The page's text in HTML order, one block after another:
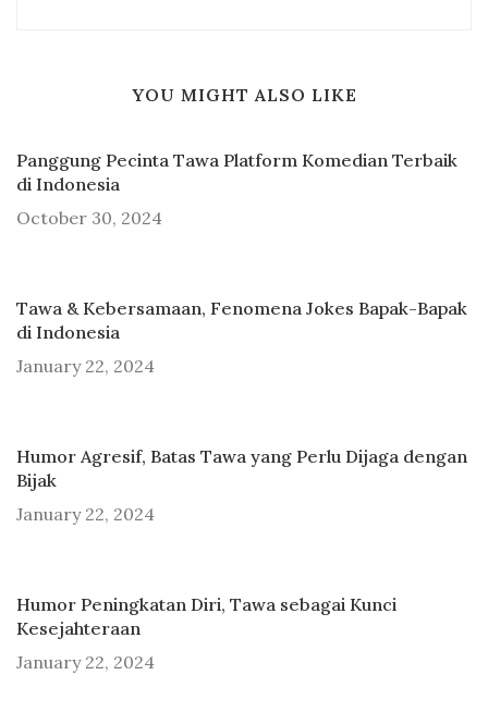
YOU MIGHT ALSO LIKE
Panggung Pecinta Tawa Platform Komedian Terbaik
di Indonesia
October 30, 2024
Tawa & Kebersamaan, Fenomena Jokes Bapak-Bapak
di Indonesia
January 22, 2024
Humor Agresif, Batas Tawa yang Perlu Dijaga dengan
Bijak
January 22, 2024
Humor Peningkatan Diri, Tawa sebagai Kunci
Kesejahteraan
January 22, 2024